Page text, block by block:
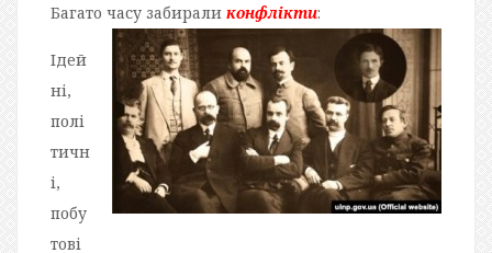
Багато часу забирали конфлікти:
Ідей
ні,
полі
тичн
і,
побу
тові